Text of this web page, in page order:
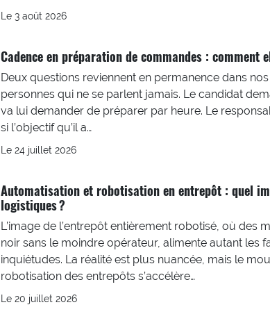
Le 3 août 2026
Cadence en préparation de commandes : comment
Deux questions reviennent en permanence dans
personnes qui ne se parlent jamais. Le candidat
va lui demander de préparer par heure. Le
si l’objectif qu’il a…
Le 24 juillet 2026
Automatisation et robotisation en entrepôt : quel
logistiques ?
L’image de l’entrepôt entièrement robotisé, où des
noir sans le moindre opérateur, alimente autant les
inquiétudes. La réalité est plus nuancée, mais le
robotisation des entrepôts s’accélère…
Le 20 juillet 2026